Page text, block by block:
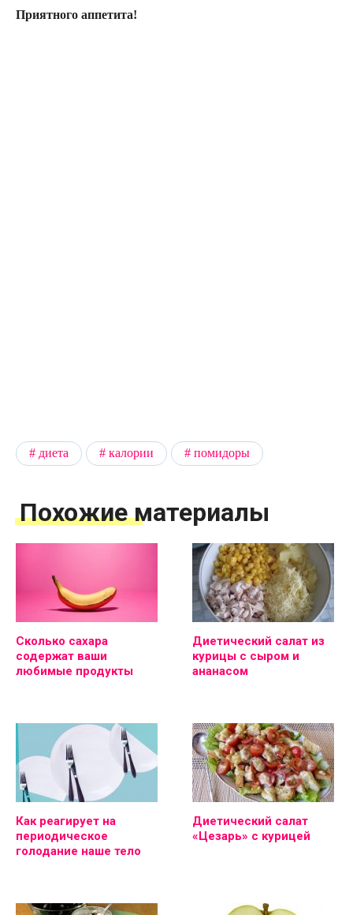
Приятного аппетита!
диета калории помидоры
Похожие материалы
Сколько сахара
содержат ваши
любимые продукты
Диетический салат из
курицы с сыром и
ананасом
Как реагирует на
периодическое
голодание наше тело
Диетический салат
«Цезарь» с курицей